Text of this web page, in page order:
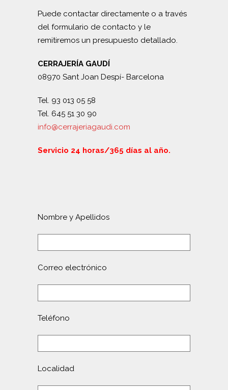
Puede contactar directamente o a través
del formulario de contacto y le
remitiremos un presupuesto detallado.
CERRAJERÍA GAUDÍ
08970 Sant Joan Despí- Barcelona
Tel. 93 013 05 58
Tel. 645 51 30 90
info@cerrajeriagaudi.com
Servicio 24 horas/365 días al año.
Nombre y Apellidos
Correo electrónico
Teléfono
Localidad